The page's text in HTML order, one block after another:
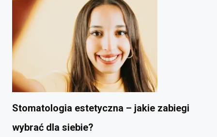
Stomatologia estetyczna – jakie zabiegi
wybrać dla siebie?